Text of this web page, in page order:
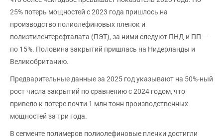
25% потерь мощностей с 2023 года пришлось на
производство полиолефиновых пленок и
полиэтилентерефталата (ПЭТ), за ними следуют ПНД и ПП —
по 15%. Половина закрытий пришлась на Нидерланды и
Великобританию.
Предварительные данные за 2025 год указывают на 50%-ный
рост числа закрытий по сравнению с 2024 годом, что
привело к потере почти 1 млн тонн производственных
мощностей за три года.
В сегменте полимеров полиолефиновые пленки достигли